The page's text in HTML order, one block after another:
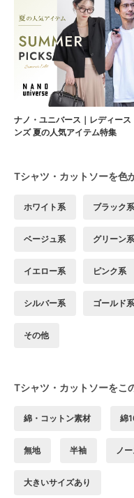
ナノ・ユニバース｜レディース
ンズ 夏の人気アイテム特集
Tシャツ・カットソーを色
ホワイト系 ブラック
ベージュ系 グリーン
イエロー系 ピンク系
シルバー系 ゴールド
その他
Tシャツ・カットソーをこ
綿・コットン素材 綿
無地 半袖 ノ
大きいサイズあり